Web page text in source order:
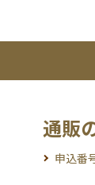
通販
申込番